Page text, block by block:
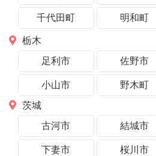
千代田町 明和町
栃木
足利市
佐野市
小山市
野木町
茨城
古河市
結城市
下妻市 桜川市